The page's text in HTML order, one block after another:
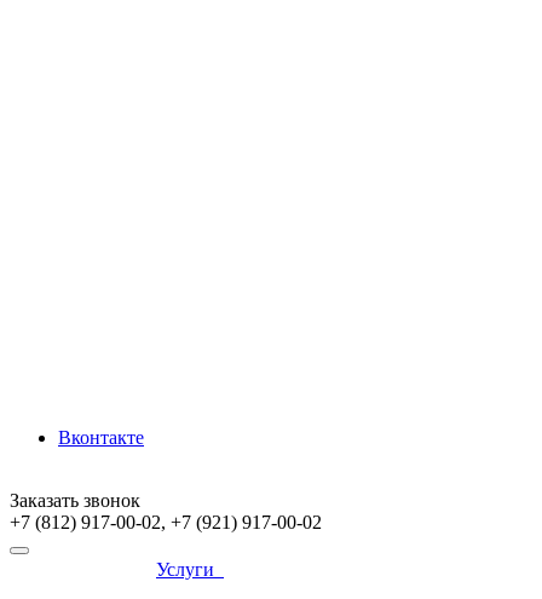
Вконтакте
Заказать звонок
+7 (812) 917-00-02, +7 (921) 917-00-02
Услуги